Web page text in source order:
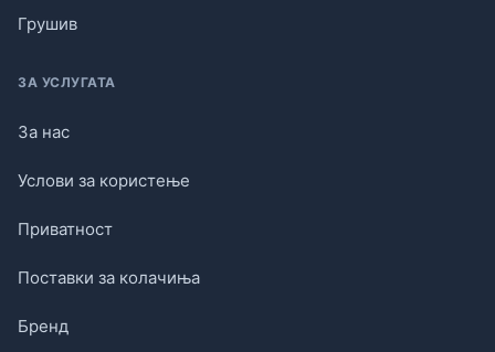
Грушив
ЗА УСЛУГАТА
За нас
Услови за користење
Приватност
Поставки за колачиња
Бренд